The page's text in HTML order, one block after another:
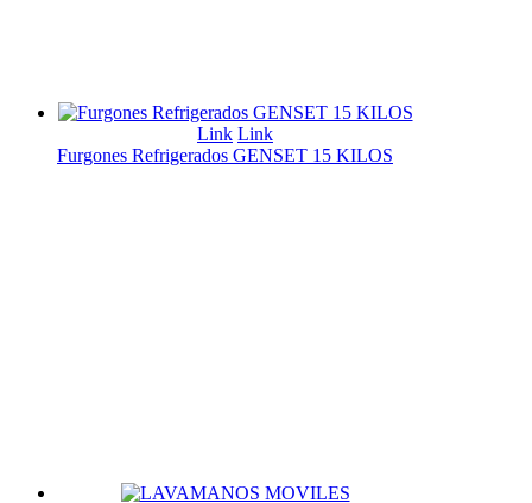
Link Link
Furgones Refrigerados GENSET 15 KILOS